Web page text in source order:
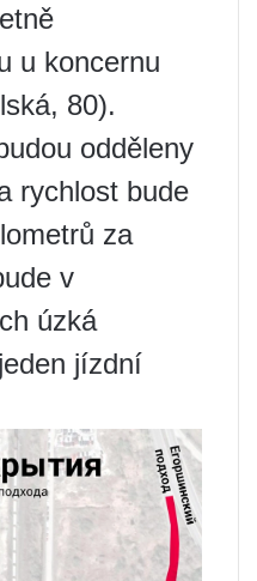
u koncernu
80).
odděleny
rychlost bude
za
v
úzká
jízdní